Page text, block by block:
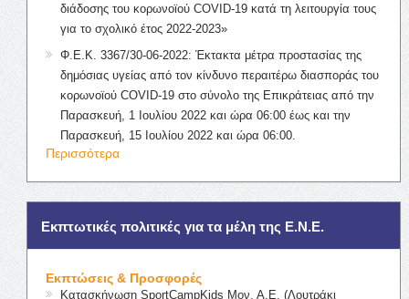
διάδοσης του κορωνοϊού COVID-19 κατά τη λειτουργία τους
για το σχολικό έτος 2022-2023»
Φ.Ε.Κ. 3367/30-06-2022: Έκτακτα μέτρα προστασίας της
δημόσιας υγείας από τον κίνδυνο περαιτέρω διασποράς του
κορωνοϊού COVID-19 στο σύνολο της Επικράτειας από την
Παρασκευή, 1 Ιουλίου 2022 και ώρα 06:00 έως και την
Παρασκευή, 15 Ιουλίου 2022 και ώρα 06:00.
Περισσότερα
Εκπτωτικές πολιτικές για τα μέλη της Ε.Ν.Ε.
Εκπτώσεις & Προσφορές
Κατασκήνωση SportCampKids Μον. Α.Ε. (Λουτράκι